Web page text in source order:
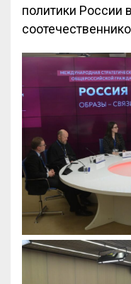
политики России